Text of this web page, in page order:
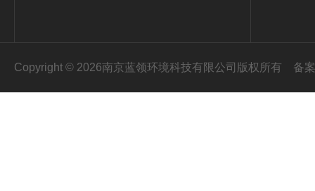
Copyright © 2026南京蓝领环境科技有限公司版权所有 备